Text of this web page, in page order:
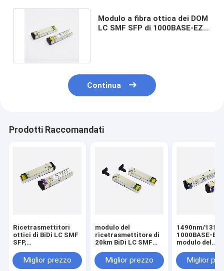
Modulo a fibra ottica dei DOM
LC SMF SFP di 1000BASE-EZX
Continua
Prodotti Raccomandati
Ricetrasmettitori
ottici di BiDi LC SMF
SFP,
1000BASE-BX-D
20km
Miglior prezzo
modulo del
ricetrasmettitore di
20km BiDi LC SMF
1490nm/1310nm
1000BASE-BX-D
Miglior prezzo
1490nm/
1000BASE-BX-
modulo del
20km BiDi LC
SFP
Miglior